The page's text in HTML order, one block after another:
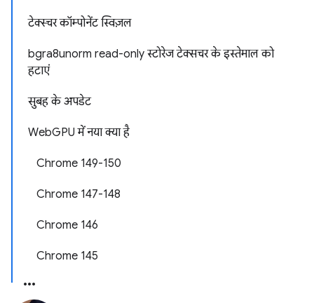
टेक्स्चर कॉम्पोनेंट स्विज़ल
bgra8unorm read-only स्टोरेज टेक्सचर के इस्तेमाल को
हटाएं
सुबह के अपडेट
WebGPU में नया क्या है
Chrome 149-150
Chrome 147-148
Chrome 146
Chrome 145